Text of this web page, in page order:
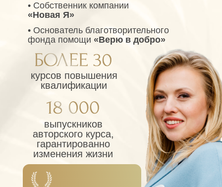
• Основатель благотворительного
фонда помощи «Верю в добро»
• Собственник компании
«Новая Я»
курсов повышения
квалификации
выпускников
авторского курса,
гарантированно
изменения жизни